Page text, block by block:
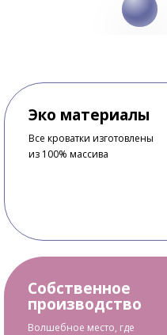
Эко материалы
Все кроватки изготовлены
из 100% массива
Собственное
производство
Волшебное место, где